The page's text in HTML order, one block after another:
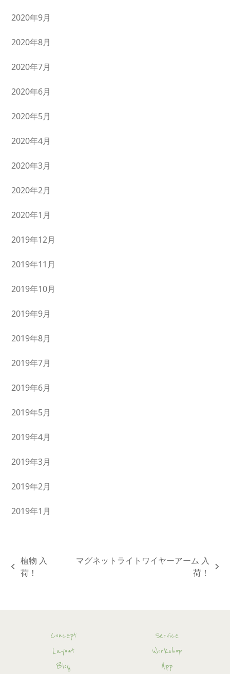
2020年9月
2020年8月
2020年7月
2020年6月
2020年5月
2020年4月
2020年3月
2020年2月
2020年1月
2019年12月
2019年11月
2019年10月
2019年9月
2019年8月
2019年7月
2019年6月
2019年5月
2019年4月
2019年3月
2019年2月
2019年1月
previous
植物 入
荷！
マグネットライトワイヤーアーム 入
荷！
Concept
Service
Layout
Workshop
Blog
App